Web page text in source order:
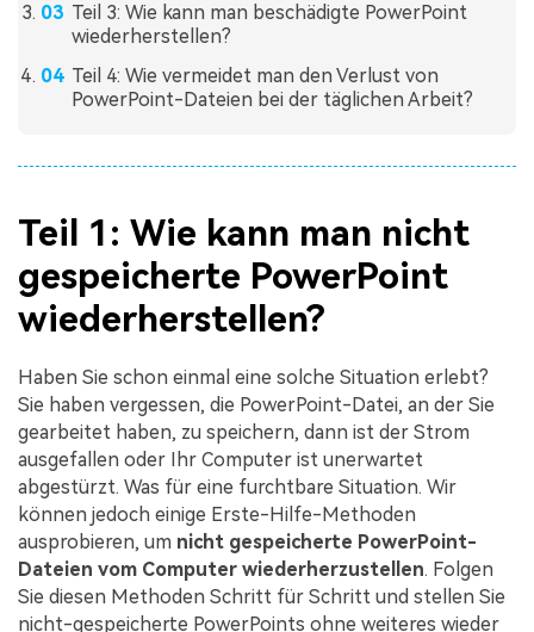
Teil 3: Wie kann man beschädigte PowerPoint
wiederherstellen?
Teil 4: Wie vermeidet man den Verlust von
PowerPoint-Dateien bei der täglichen Arbeit?
Teil 1: Wie kann man nicht
gespeicherte PowerPoint
wiederherstellen?
Haben Sie schon einmal eine solche Situation erlebt?
Sie haben vergessen, die PowerPoint-Datei, an der Sie
gearbeitet haben, zu speichern, dann ist der Strom
ausgefallen oder Ihr Computer ist unerwartet
abgestürzt. Was für eine furchtbare Situation. Wir
können jedoch einige Erste-Hilfe-Methoden
ausprobieren, um nicht gespeicherte PowerPoint-
Dateien vom Computer wiederherzustellen. Folgen
Sie diesen Methoden Schritt für Schritt und stellen Sie
nicht-gespeicherte PowerPoints ohne weiteres wieder